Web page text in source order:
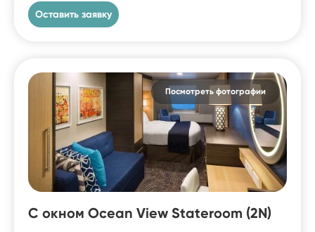
Оставить заявку
Посмотреть фотографии
С окном Ocean View Stateroom (2N)